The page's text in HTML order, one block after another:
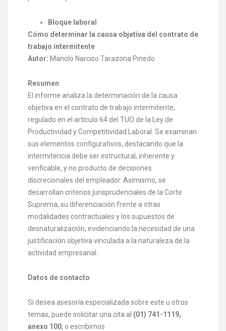
Bloque laboral
Cómo determinar la causa objetiva del contrato de
trabajo intermitente
Autor: Manolo Narciso Tarazona Pinedo
Resumen
El informe analiza la determinación de la causa
objetiva en el contrato de trabajo intermitente,
regulado en el artículo 64 del TUO de la Ley de
Productividad y Competitividad Laboral. Se examinan
sus elementos configurativos, destacando que la
intermitencia debe ser estructural, inherente y
verificable, y no producto de decisiones
discrecionales del empleador. Asimismo, se
desarrollan criterios jurisprudenciales de la Corte
Suprema, su diferenciación frente a otras
modalidades contractuales y los supuestos de
desnaturalización, evidenciando la necesidad de una
justificación objetiva vinculada a la naturaleza de la
actividad empresarial.
Datos de contacto
Si desea asesoría especializada sobre este u otros
temas, puede solicitar una cita al (01) 741-1119,
anexo 100, o escribirnos